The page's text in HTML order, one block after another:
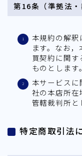
第16条（準拠法・
本規約の解
ます。なお
買契約に関
ものとします。
本サービス
社の本店所
管轄裁判所と
特定商取引法